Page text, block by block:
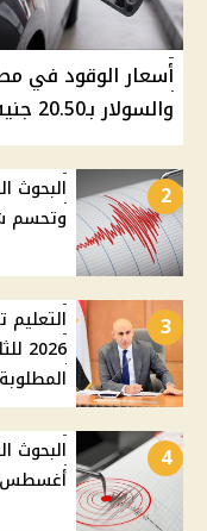
والسولار بـ20.50 جنيه
2
البحوث
وتحسم
3
التعليم
المطلوبة
4
أغسطس: